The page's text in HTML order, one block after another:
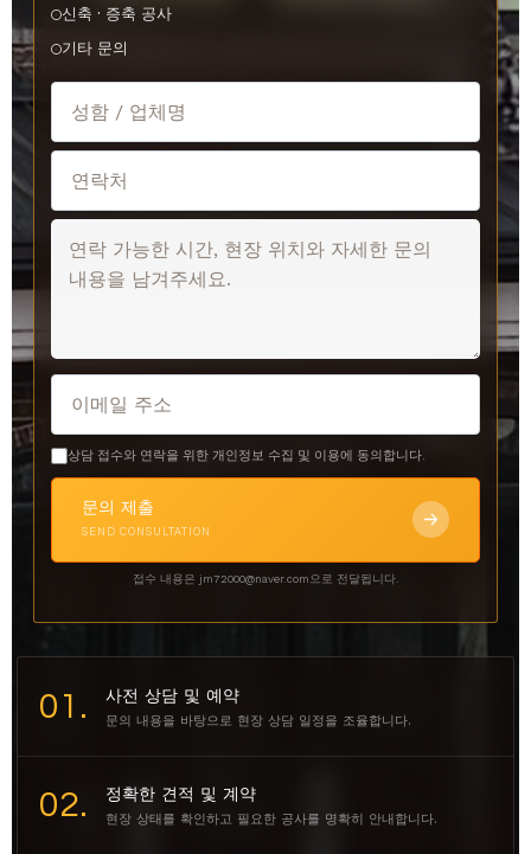
신축 · 증축 공사
기타 문의
상담 내용
상담 접수와 연락을 위한 개인정보 수집 및 이용에 동의합니다.
문의 제출
SEND CONSULTATION
접수 내용은 jm72000@naver.com으로 전달됩니다.
01. 사전 상담 및 예약
문의 내용을 바탕으로 현장 상담 일정을 조율합니다.
02. 정확한 견적 및 계약
현장 상태를 확인하고 필요한 공사를 명확히 안내합니다.